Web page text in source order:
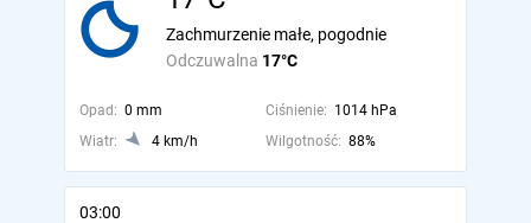
Odczuwalna 17°C
Zachmurzenie małe, pogodnie
Opad: 0 mm Ciśnienie: 1014 hPa
Wiatr:
4 km/h Wilgotność: 88%
03:00